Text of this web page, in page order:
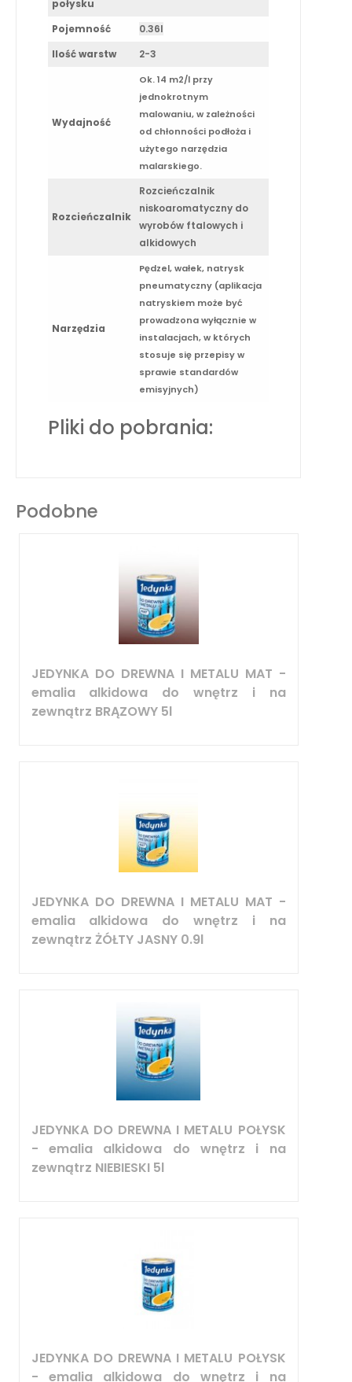
połysku
Pojemność
0.36l
Ilość warstw
2-3
Wydajność
Ok. 14 m2/l przy
jednokrotnym
malowaniu, w zależności
od chłonności podłoża i
użytego narzędzia
malarskiego.
Rozcieńczalnik
Rozcieńczalnik
niskoaromatyczny do
wyrobów ftalowych i
alkidowych
Narzędzia
Pędzel, wałek, natrysk
pneumatyczny (aplikacja
natryskiem może być
prowadzona wyłącznie w
instalacjach, w których
stosuje się przepisy w
sprawie standardów
emisyjnych)
Pliki do pobrania:
Podobne
JEDYNKA DO DREWNA I METALU MAT -
emalia alkidowa do wnętrz i na
zewnątrz BRĄZOWY 5l
JEDYNKA DO DREWNA I METALU MAT -
emalia alkidowa do wnętrz i na
zewnątrz ŻÓŁTY JASNY 0.9l
JEDYNKA DO DREWNA I METALU POŁYSK
- emalia alkidowa do wnętrz i na
zewnątrz NIEBIESKI 5l
JEDYNKA DO DREWNA I METALU POŁYSK
- emalia alkidowa do wnętrz i na